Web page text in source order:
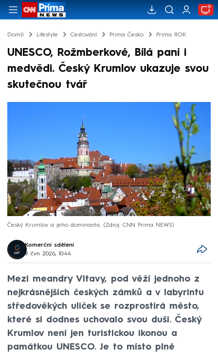
Domů Lifestyle Cestování Prima Česko Prima ROK
UNESCO, Rožmberkové, Bílá paní i
medvědi. Český Krumlov ukazuje svou
skutečnou tvář
Český Krumlov a jeho dominanta. Zdroj: CNN Prima NEWS
Komerční sdělení
9. čvn 2026, 10:44
Mezi meandry Vltavy, pod věží jednoho z
nejkrásnějších českých zámků a v labyrintu
středověkých uliček se rozprostírá město,
které si dodnes uchovalo svou duši. Český
Krumlov není jen turistickou ikonou a
památkou UNESCO. Je to místo plné